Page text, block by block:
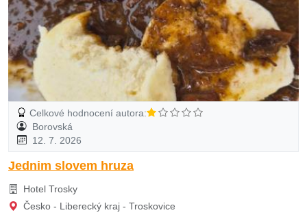
Celkové hodnocení autora:
Borovská
12. 7. 2026
Jednim slovem hruza
Hotel Trosky
Česko - Liberecký kraj - Troskovice